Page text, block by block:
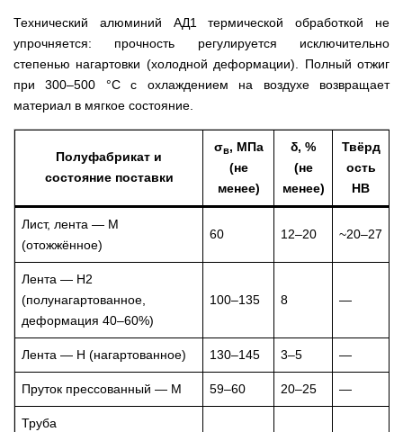
Технический алюминий АД1 термической обработкой не
упрочняется: прочность регулируется исключительно
степенью нагартовки (холодной деформации). Полный отжиг
при 300–500 °C с охлаждением на воздухе возвращает
материал в мягкое состояние.
Полуфабрикат и
состояние поставки
σв, МПа
(не
менее)
δ, %
(не
менее)
Твёрд
ость
НВ
Лист, лента — М
(отожжённое)
60 12–20 ~20–27
Лента — Н2
(полунагартованное,
деформация 40–60%)
100–135 8 —
Лента — Н (нагартованное) 130–145 3–5 —
Пруток прессованный — М 59–60 20–25 —
Труба